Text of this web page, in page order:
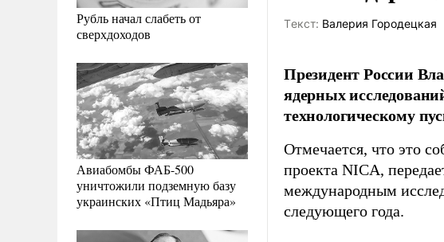
Рубль начал слабеть от
сверхдоходов
Авиабомбы ФАБ-500
уничтожили подземную базу
украинских «Птиц Мадьяра»
Tекст: Валерия Городецкая
Президент России
ядерных
технологическому
Отмечается, что это
проекта NICA,
международным
следующего года.